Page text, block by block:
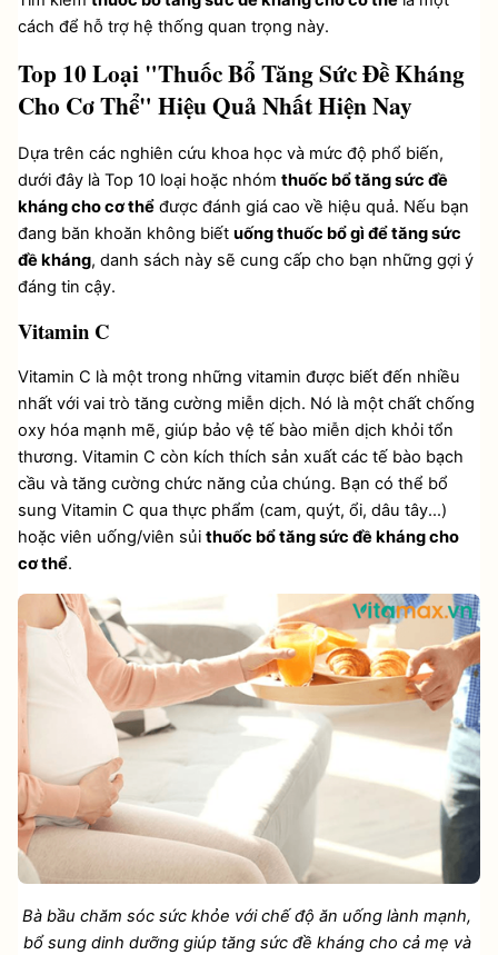
cách để hỗ trợ hệ thống quan trọng này.
Top 10 Loại "Thuốc Bổ Tăng Sức Đề Kháng
Cho Cơ Thể" Hiệu Quả Nhất Hiện Nay
Dựa trên các nghiên cứu khoa học và mức độ phổ biến,
dưới đây là Top 10 loại hoặc nhóm thuốc bổ tăng sức đề
kháng cho cơ thể được đánh giá cao về hiệu quả. Nếu bạn
đang băn khoăn không biết uống thuốc bổ gì để tăng sức
đề kháng, danh sách này sẽ cung cấp cho bạn những gợi ý
đáng tin cậy.
Vitamin C
Vitamin C là một trong những vitamin được biết đến nhiều
nhất với vai trò tăng cường miễn dịch. Nó là một chất chống
oxy hóa mạnh mẽ, giúp bảo vệ tế bào miễn dịch khỏi tổn
thương. Vitamin C còn kích thích sản xuất các tế bào bạch
cầu và tăng cường chức năng của chúng. Bạn có thể bổ
sung Vitamin C qua thực phẩm (cam, quýt, ổi, dâu tây...)
hoặc viên uống/viên sủi thuốc bổ tăng sức đề kháng cho
cơ thể.
Bà bầu chăm sóc sức khỏe với chế độ ăn uống lành mạnh,
bổ sung dinh dưỡng giúp tăng sức đề kháng cho cả mẹ và